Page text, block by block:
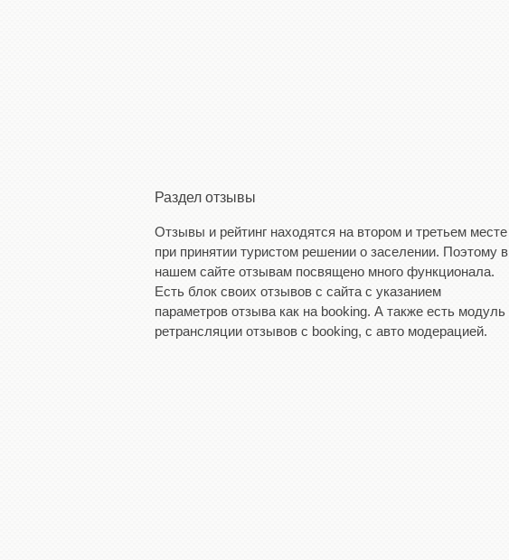
Раздел отзывы
Отзывы и рейтинг находятся на втором и третьем месте
при принятии туристом решении о заселении. Поэтому в
нашем сайте отзывам посвящено много функционала.
Есть блок своих отзывов с сайта с указанием
параметров отзыва как на booking. А также есть модуль
ретрансляции отзывов с booking, c авто модерацией.